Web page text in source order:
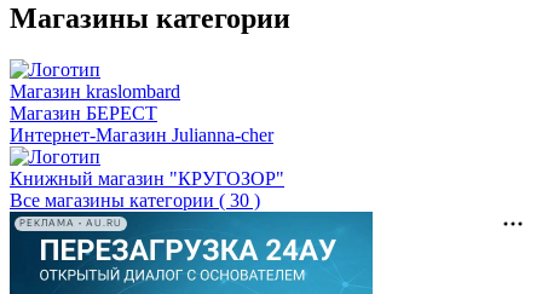
Магазины категории
Магазин kraslombard
Магазин БEPECT
Интернет-Магазин Julianna-cher
Книжный магазин "КРУГОЗОР"
Все магазины категории ( 30 )
РЕКЛАМА • AU.RU